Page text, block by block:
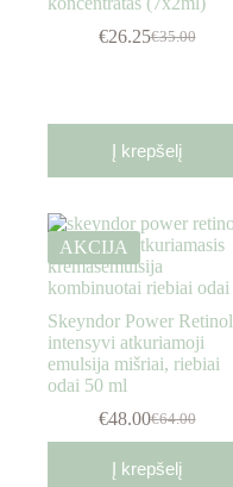
€35.00
€26.25
Į krepšelį
AKCIJA
Skeyndor Power Retinol
intensyvi atkuriamoji
emulsija mišriai, riebiai
odai 50 ml
€64.00
€48.00
Į krepšelį